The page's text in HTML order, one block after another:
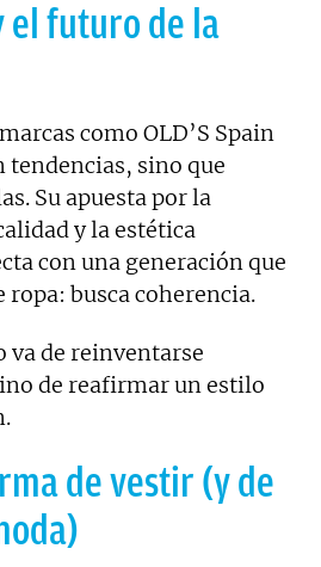
el futuro de la
como OLD’S Spain
sino que
Su apuesta por la
y la estética
con una generación que
ropa: busca coherencia.
va de reinventarse
de reafirmar un estilo
de vestir (y de